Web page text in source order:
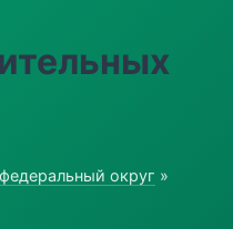
округ »